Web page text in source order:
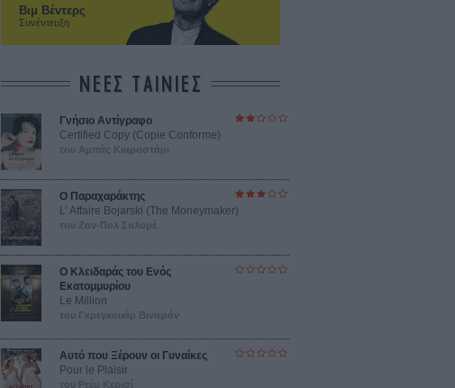
Βιμ Βέντερς
Συνέντευξη
ΝΕΕΣ ΤΑΙΝΙΕΣ
Γνήσιο Αντίγραφο
Certified Copy (Copie Conforme)
του Αμπάς Κιαροστάμι
Ο Παραχαράκτης
L’ Affaire Bojarski (The Moneymaker)
του Ζαν-Πολ Σαλομέ
Ο Κλειδαράς του Ενός
Εκατομμυρίου
Le Million
του Γκρεγκουάρ Βινιερόν
Αυτό που Ξέρουν οι Γυναίκες
Pour le Plaisir
του Ρεέμ Κερισί